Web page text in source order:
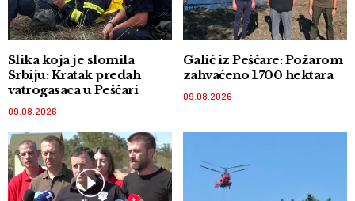
Slika koja je slomila
Srbiju: Kratak predah
vatrogasaca u Peščari
09.08.2026
Galić iz Peščare: Požarom
zahvaćeno 1.700 hektara
09.08.2026